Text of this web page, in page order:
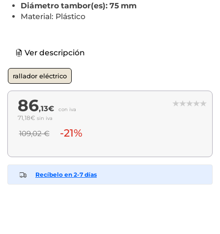
Diámetro tambor(es): 75 mm
Material: Plástico
Ver descripción
rallador eléctrico
86,13€ con iva
71,18€ sin iva
109,02 € -21%
Recíbelo en 2-7 días